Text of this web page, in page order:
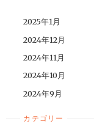
2025年1月
2024年12月
2024年11月
2024年10月
2024年9月
カテゴリー